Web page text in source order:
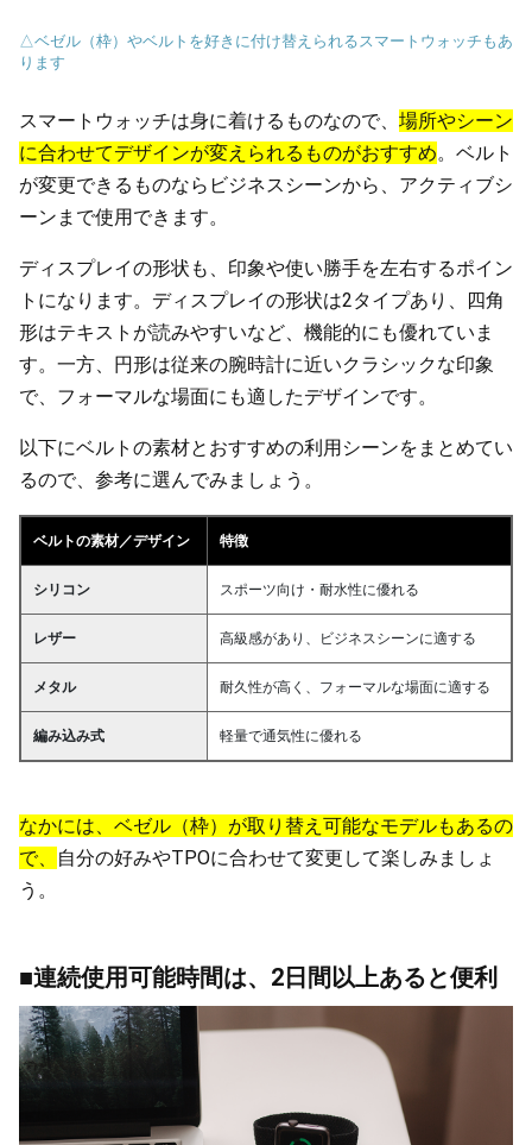
△ベゼル（枠）やベルトを好きに付け替えられるスマートウォッチもあ
ります
スマートウォッチは身に着けるものなので、 場所やシーン
に合わせてデザインが変えられるものがおすすめ。ベルト
が変更できるものならビジネスシーンから、アクティブシ
ーンまで使用できます。
ディスプレイの形状も、印象や使い勝手を左右するポイン
トになります。ディスプレイの形状は2タイプあり、四角
形はテキストが読みやすいなど、機能的にも優れていま
す。一方、円形は従来の腕時計に近いクラシックな印象
で、フォーマルな場面にも適したデザインです。
以下にベルトの素材とおすすめの利用シーンをまとめてい
るので、参考に選んでみましょう。
ベルトの素材／デザイン 特徴
シリコン スポーツ向け・耐水性に優れる
レザー 高級感があり、ビジネスシーンに適する
メタル 耐久性が高く、フォーマルな場面に適する
編み込み式 軽量で通気性に優れる
なかには、ベゼル（枠）が取り替え可能なモデルもあるの
で、
自分の好みやTPOに合わせて変更して楽しみましょ
う。
■連続使用可能時間は、2日間以上あると便利